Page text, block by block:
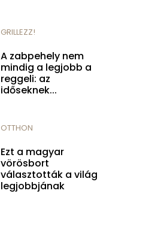
GRILLEZZ!
A zabpehely nem
mindig a legjobb a
reggeli: az
időseknek...
OTTHON
Ezt a magyar
vörösbort
választották a világ
legjobbjának